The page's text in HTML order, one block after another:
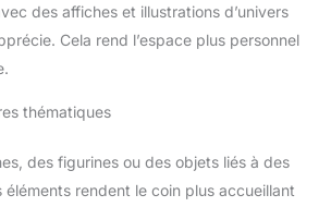
des affiches et illustrations d’univers
Cela rend l’espace plus personnel
thématiques
des figurines ou des objets liés à des
éléments rendent le coin plus accueillant